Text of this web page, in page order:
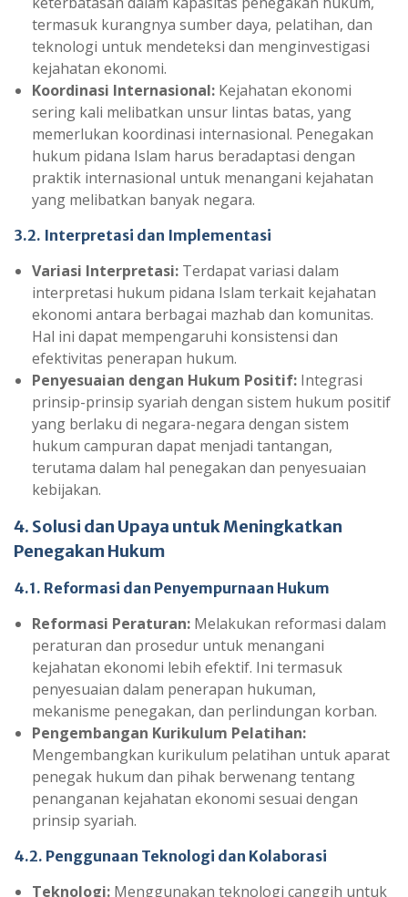
termasuk kurangnya sumber daya, pelatihan, dan
teknologi untuk mendeteksi dan menginvestigasi
kejahatan ekonomi.
Koordinasi Internasional: Kejahatan ekonomi
sering kali melibatkan unsur lintas batas, yang
memerlukan koordinasi internasional. Penegakan
hukum pidana Islam harus beradaptasi dengan
praktik internasional untuk menangani kejahatan
yang melibatkan banyak negara.
3.2. Interpretasi dan Implementasi
Variasi Interpretasi: Terdapat variasi dalam
interpretasi hukum pidana Islam terkait kejahatan
ekonomi antara berbagai mazhab dan komunitas.
Hal ini dapat mempengaruhi konsistensi dan
efektivitas penerapan hukum.
Penyesuaian dengan Hukum Positif: Integrasi
prinsip-prinsip syariah dengan sistem hukum positif
yang berlaku di negara-negara dengan sistem
hukum campuran dapat menjadi tantangan,
terutama dalam hal penegakan dan penyesuaian
kebijakan.
4. Solusi dan Upaya untuk Meningkatkan
Penegakan Hukum
4.1. Reformasi dan Penyempurnaan Hukum
Reformasi Peraturan: Melakukan reformasi dalam
peraturan dan prosedur untuk menangani
kejahatan ekonomi lebih efektif. Ini termasuk
penyesuaian dalam penerapan hukuman,
mekanisme penegakan, dan perlindungan korban.
Pengembangan Kurikulum Pelatihan:
Mengembangkan kurikulum pelatihan untuk aparat
penegak hukum dan pihak berwenang tentang
penanganan kejahatan ekonomi sesuai dengan
prinsip syariah.
4.2. Penggunaan Teknologi dan Kolaborasi
Teknologi: Menggunakan teknologi canggih untuk